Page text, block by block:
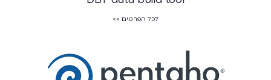
לכל הפרטים >>